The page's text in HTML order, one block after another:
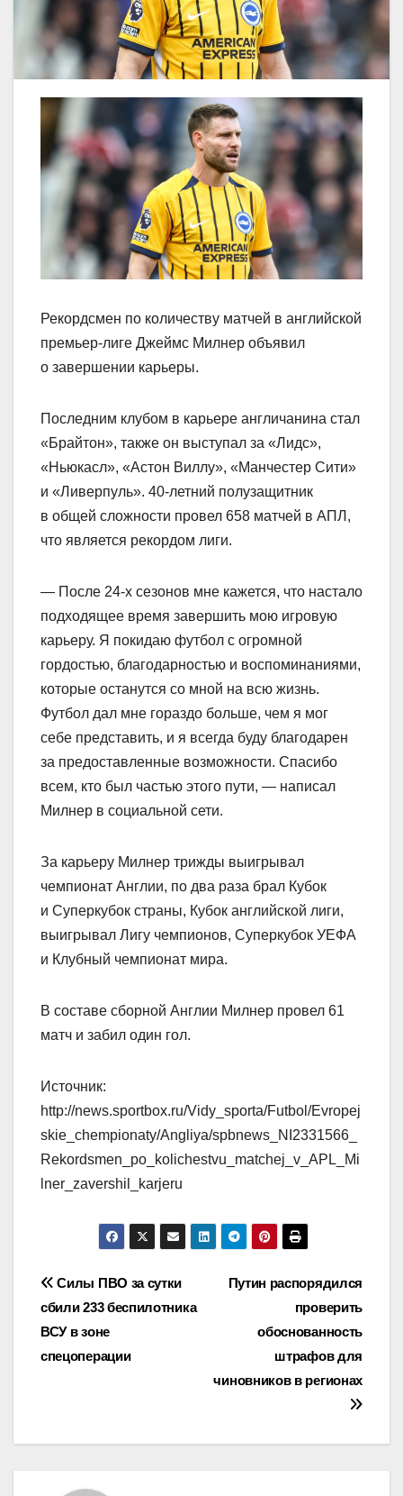
Рекордсмен по количеству матчей в английской
премьер‑лиге Джеймс Милнер объявил
о завершении карьеры.
Последним клубом в карьере англичанина стал
«Брайтон», также он выступал за «Лидс»,
«Ньюкасл», «Астон Виллу», «Манчестер Сити»
и «Ливерпуль». 40‑летний полузащитник
в общей сложности провел 658 матчей в АПЛ,
что является рекордом лиги.
— После 24‑х сезонов мне кажется, что настало
подходящее время завершить мою игровую
карьеру. Я покидаю футбол с огромной
гордостью, благодарностью и воспоминаниями,
которые останутся со мной на всю жизнь.
Футбол дал мне гораздо больше, чем я мог
себе представить, и я всегда буду благодарен
за предоставленные возможности. Спасибо
всем, кто был частью этого пути, — написал
Милнер в социальной сети.
За карьеру Милнер трижды выигрывал
чемпионат Англии, по два раза брал Кубок
и Суперкубок страны, Кубок английской лиги,
выигрывал Лигу чемпионов, Суперкубок УЕФА
и Клубный чемпионат мира.
В составе сборной Англии Милнер провел 61
матч и забил один гол.
Источник:
http://news.sportbox.ru/Vidy_sporta/Futbol/Evropej
skie_chempionaty/Angliya/spbnews_NI2331566_
Rekordsmen_po_kolichestvu_matchej_v_APL_Mi
lner_zavershil_karjeru
Навигация
по
записям
Путин распорядился
проверить
обоснованность
штрафов для
чиновников в регионах
Силы ПВО за сутки
сбили 233 беспилотника
ВСУ в зоне
спецоперации